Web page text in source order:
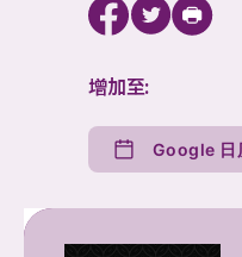
增加至:
Google 日